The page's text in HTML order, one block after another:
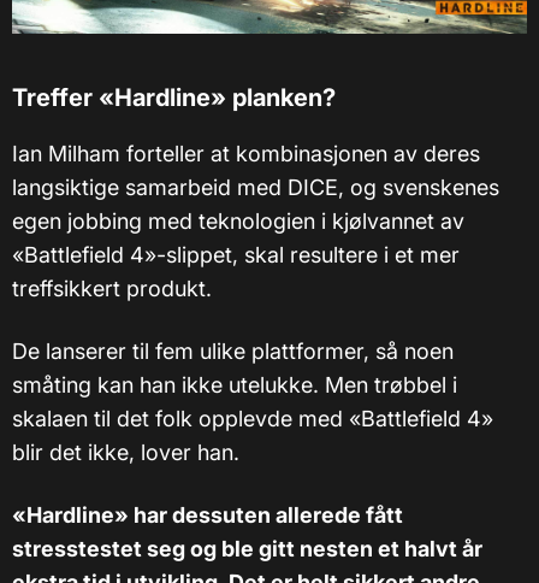
Treffer «Hardline» planken?
Ian Milham forteller at kombinasjonen av deres
langsiktige samarbeid med DICE, og svenskenes
egen jobbing med teknologien i kjølvannet av
«Battlefield 4»-slippet, skal resultere i et mer
treffsikkert produkt.
De lanserer til fem ulike plattformer, så noen
småting kan han ikke utelukke. Men trøbbel i
skalaen til det folk opplevde med «Battlefield 4»
blir det ikke, lover han.
«Hardline» har dessuten allerede fått
stresstestet seg og ble gitt nesten et halvt år